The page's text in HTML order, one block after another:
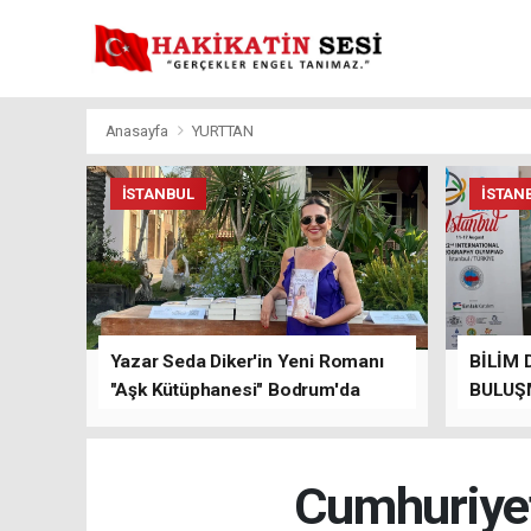
Anasayfa YURTTAN
İSTANBUL
Yazar Seda Diker'in Yeni Romanı
"Aşk Kütüphanesi" Bodrum'da
BİLİM